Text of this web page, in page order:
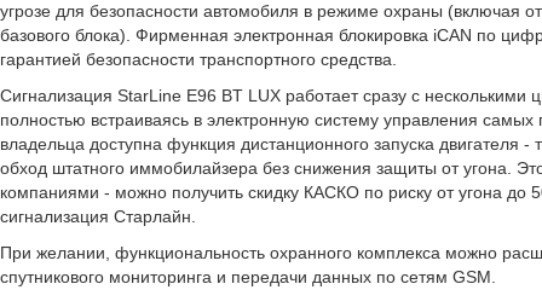
угрозе для безопасности автомобиля в режиме охраны (включая
базового блока). Фирменная электронная блокировка iCAN по
гарантией безопасности транспортного средства.
Сигнализация StarLine E96 BT LUX работает сразу с
полностью встраиваясь в электронную систему управления
владельца доступна функция дистанционного запуска двигателя
обход штатного иммобилайзера без снижения защиты от угона.
компаниями - можно получить скидку КАСКО по риску от угона до
сигнализация Старлайн.
При желании, функциональность охранного комплекса можно
спутникового мониторинга и передачи данных по сетям GSM.